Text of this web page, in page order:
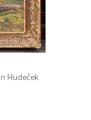
Hudeček